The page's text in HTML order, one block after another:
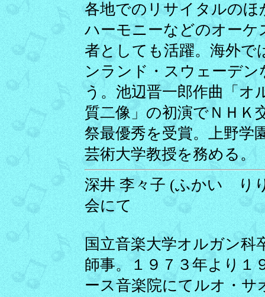
各地でのリサイタルのほ
ハーモニーなどのオーケ
者としても活躍。海外
ンランド・スウェーデン
う。池辺晋一郎作曲「オ
質二像」の初演でＮＨＫ
祭最優秀を受賞。上野学
芸術大学教授を務める。
深井 李々子 (ふかい り
会にて
国立音楽大学オルガン科
師事。１９７３年より１
ース音楽院にてルオ・